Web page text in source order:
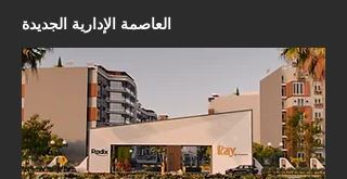
العاصمة الإدارية الجديدة